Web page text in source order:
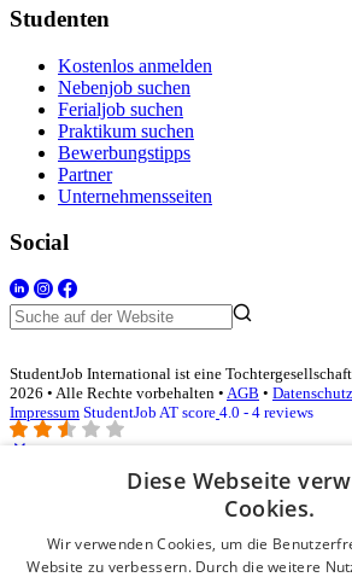
Studenten
Kostenlos anmelden
Nebenjob suchen
Ferialjob suchen
Praktikum suchen
Bewerbungstipps
Partner
Unternehmensseiten
Social
StudentJob International ist eine
2026 • Alle Rechte vorbehalten • AGB •
Impressum StudentJob AT score 4.0 - 4 reviews
Login für Unternehmen
E-Mail*
Diese Webseite
Cookies.
Wir verwenden Cookies, um die
Website zu verbessern. Durch die weitere